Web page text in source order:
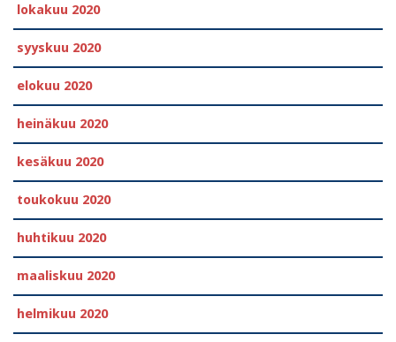
lokakuu 2020
syyskuu 2020
elokuu 2020
heinäkuu 2020
kesäkuu 2020
toukokuu 2020
huhtikuu 2020
maaliskuu 2020
helmikuu 2020